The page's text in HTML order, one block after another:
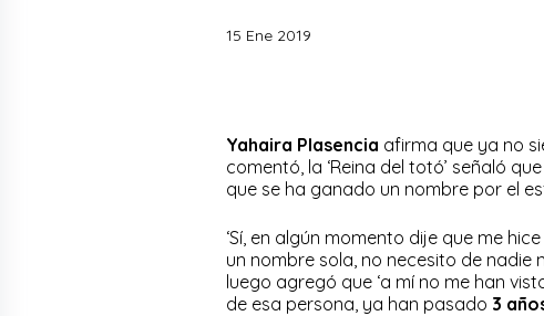
15 Ene 2019
Yahaira Plasencia afirma que ya no
comentó, la ‘Reina del totó’ señaló
que se ha ganado un nombre por el
‘Sí, en algún momento dije que me hice
un nombre sola, no necesito de nadie
luego agregó que ‘a mí no me han
de esa persona, ya han pasado 3